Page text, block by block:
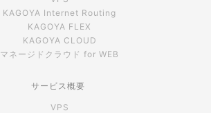
KAGOYA Internet Routing
KAGOYA FLEX
KAGOYA CLOUD
マネージドクラウド for WEB
サービス概要
VPS